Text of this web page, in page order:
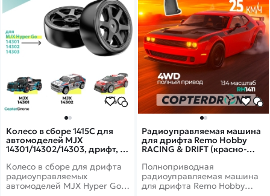
Колесо в сборе 1415C для
автомоделей MJX
14301/14302/14303, дрифт, 2
Колесо в сборе для дрифта
радиоуправляемых
автомоделей MJX Hyper Go
Радиоуправляемая машина
для дрифта Remo Hobby
RACING & DRIFT (красно-
RH1411-DRB
Полноприводная
радиоуправляемая машина
для дрифта Remo Hobby